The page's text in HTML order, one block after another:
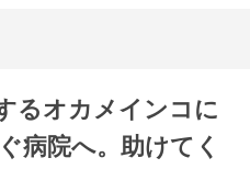
るオカメインコに
病院へ。助けてく